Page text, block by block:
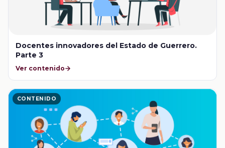
Docentes innovadores del Estado de Guerrero.
Parte 3
Ver contenido
CONTENIDO